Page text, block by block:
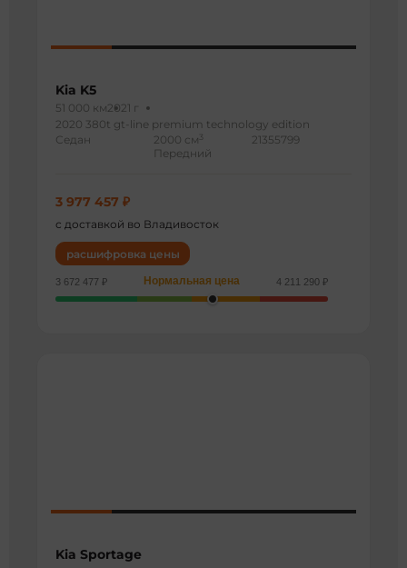
Kia K5
51 000 км2021 г
2020 380t gt-line premium technology edition
Седан
2000 см 3
Передний
21355799
3 977 457 ₽
с доставкой во Владивосток
расшифровка цены
3 672 477 ₽ Нормальная цена 4 211 290 ₽
Kia Sportage